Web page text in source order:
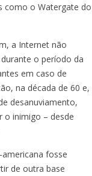
como o Watergate do
a Internet não
o período da
em caso de
na década de 60 e,
desanuviamento,
o inimigo – desde
fosse
de outra base